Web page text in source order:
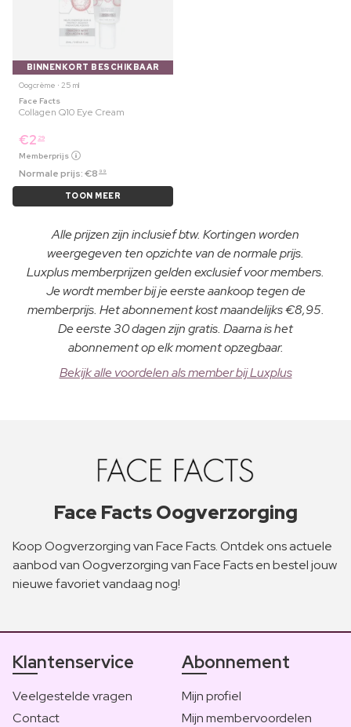
BINNENKORT BESCHIKBAAR
Oogcrème ⋅ 25 ml
Face Facts
Collagen Q10 Eye Cream
€2 29
Memberprijs
Normale prijs:€8 99
TOON MEER
Alle prijzen zijn inclusief btw. Kortingen worden
weergegeven ten opzichte van de normale prijs.
Luxplus memberprijzen gelden exclusief voor members.
Je wordt member bij je eerste aankoop tegen de
memberprijs. Het abonnement kost maandelijks €8,95.
De eerste 30 dagen zijn gratis. Daarna is het
abonnement op elk moment opzegbaar.
Bekijk alle voordelen als member bij Luxplus
Face Facts Oogverzorging
Koop Oogverzorging van Face Facts. Ontdek ons actuele
aanbod van Oogverzorging van Face Facts en bestel jouw
nieuwe favoriet vandaag nog!
Klantenservice
Veelgestelde vragen
Contact
Abonnement
Mijn profiel
Mijn membervoordelen